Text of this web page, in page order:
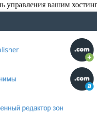
управления вашим